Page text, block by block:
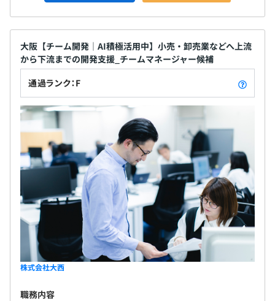
大阪【チーム開発｜AI積極活用中】小売・卸売業などへ上流
から下流までの開発支援_チームマネージャー候補
通過ランク：F
株式会社大西
職務内容